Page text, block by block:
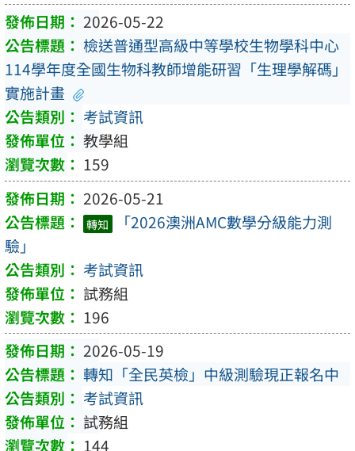
2026-05-22
檢送普通型高級中等學校生物學科中心
114學年度全國生物科教師增能研習「生理學解碼」
實施計畫
考試資訊
教學組
159
2026-05-21
轉知
「2026澳洲AMC數學分級能力測
驗」
考試資訊
試務組
196
2026-05-19
轉知「全民英檢」中級測驗現正報名中
考試資訊
試務組
144